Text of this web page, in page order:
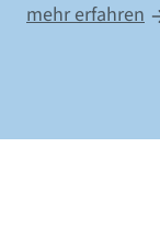
mehr erfahren